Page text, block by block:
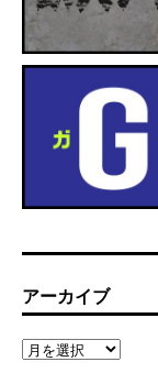
アーカイブ